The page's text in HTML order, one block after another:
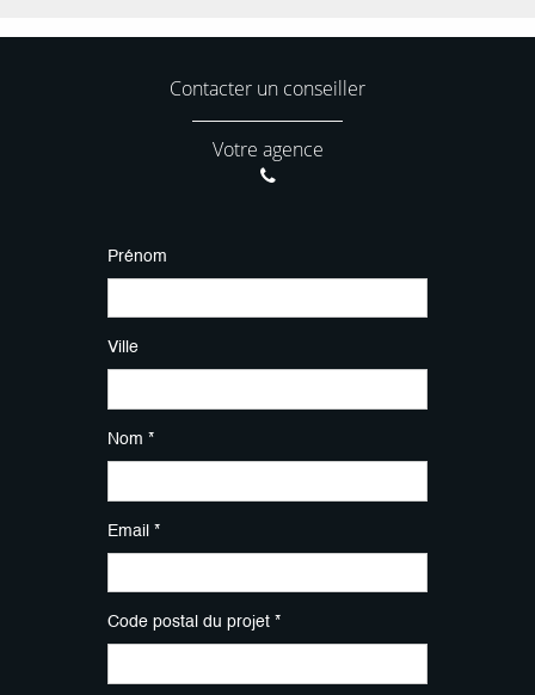
Contacter un conseiller
Votre agence
Prénom
Ville
Nom *
Email *
Code postal du projet *